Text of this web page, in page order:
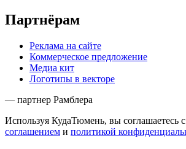
Партнёрам
Реклама на сайте
Коммерческое предложение
Медиа кит
Логотипы в векторе
— партнер Рамблера
Используя КудаТюмень, вы соглашаетесь с
соглашением и политикой